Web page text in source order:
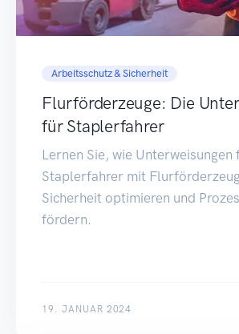
Arbeitsschutz & Sicherheit
Flurförderzeuge: Die
für Staplerfahrer
Lernen Sie, wie Unterweisungen
Staplerfahrer mit
Sicherheit optimieren und
fördern.
19. JANUAR 2024